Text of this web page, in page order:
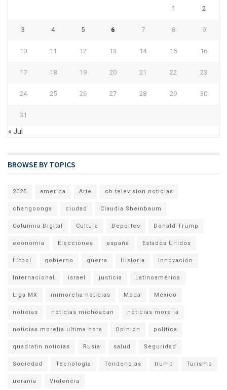
1 2
3 4 5 6 7 8 9
10 11 12 13 14 15 16
17 18 19 20 21 22 23
24 25 26 27 28 29 30
31
« Jul
BROWSE BY TOPICS
2025 america Arte cb television noticias
changoonga ciudad Claudia Sheinbaum
Columna Digital Cultura Deportes Donald Trump
economia Elecciones españa Estados Unidos
fútbol gobierno guerra Historia Innovación
Internacional israel justicia Latinoamérica
Liga MX mimorelia noticias Moda México
noticias noticias michoacan noticias morelia
noticias morelia ultima hora Opinion politica
quadratin noticias Rusia salud Seguridad
Sociedad Tecnología Tendencias trump Turismo
ucrania Violencia